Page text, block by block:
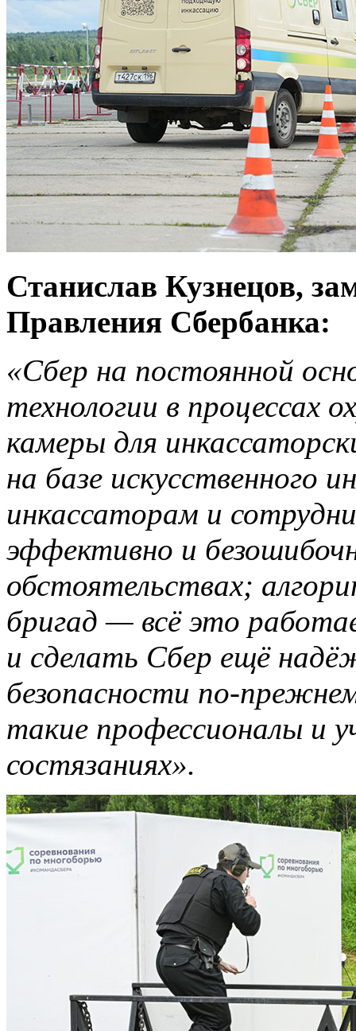
Станислав Кузнецов,
Правления Сбербанка:
«Сбер на постоянной
технологии в процессах
камеры для
на базе искусственного
инкассаторам и
эффективно и
обстоятельствах;
бригад — всё это
и сделать Сбер ещё
безопасности по-
такие профессионалы и
состязаниях».